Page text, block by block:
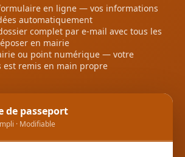
en ligne — vos informations
automatiquement
complet par e-mail avec tous les
en mairie
ou point numérique — votre
est remis en main propre
de passeport
· Modifiable